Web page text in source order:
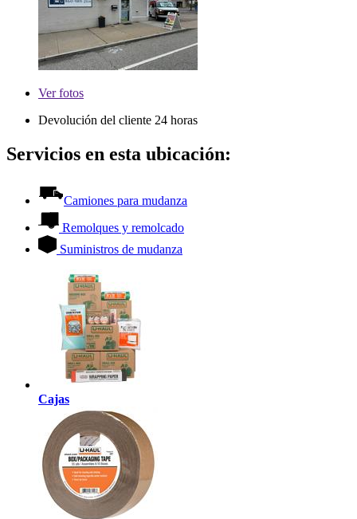
Verfotos
Devolución del cliente 24 horas
Servicios en esta ubicación:
Camiones para mudanza
Remolques y remolcado
Suministros de mudanza
Cajas